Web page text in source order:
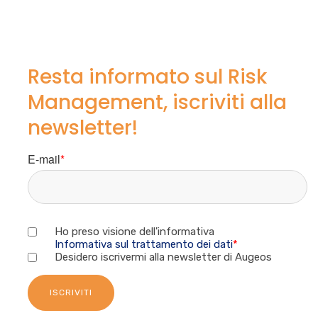
Resta informato sul Risk
Management, iscriviti alla
newsletter!
E-mail*
Ho preso visione dell'informativa
Informativa sul trattamento dei dati*
Desidero iscrivermi alla newsletter di Augeos